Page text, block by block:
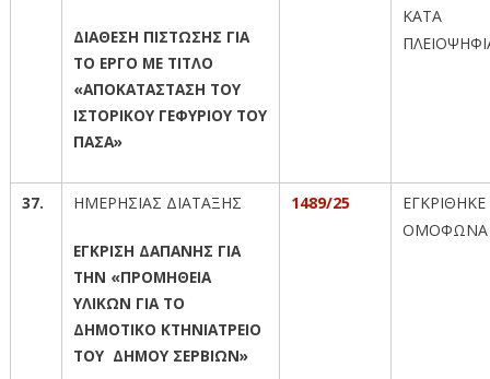
ΔΙΑΘΕΣΗ ΠΙΣΤΩΣΗΣ ΓΙΑ
ΤΟ ΕΡΓΟ ΜΕ ΤΙΤΛΟ
«ΑΠΟΚΑΤΑΣΤΑΣΗ ΤΟΥ
ΙΣΤΟΡΙΚΟΥ ΓΕΦΥΡΙΟΥ ΤΟΥ
ΠΑΣΑ»
ΚΑΤΑ
37. ΗΜΕΡΗΣΙΑΣ ΔΙΑΤΑΞΗΣ
ΕΓΚΡΙΣΗ ΔΑΠΑΝΗΣ ΓΙΑ
ΤΗΝ «ΠΡΟΜΗΘΕΙΑ
ΥΛΙΚΩΝ ΓΙΑ ΤΟ
ΔΗΜΟΤΙΚΟ ΚΤΗΝΙΑΤΡΕΙΟ
ΤΟΥ ΔΗΜΟΥ ΣΕΡΒΙΩΝ»
1489/25
ΕΓΚΡΙΘΗΚΕ
ΟΜΟΦΩΝΑ